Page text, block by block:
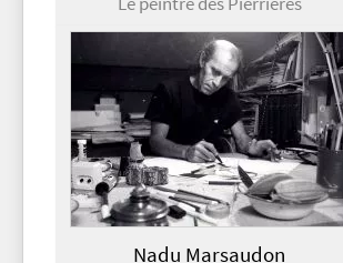
Nadu Marsaudon